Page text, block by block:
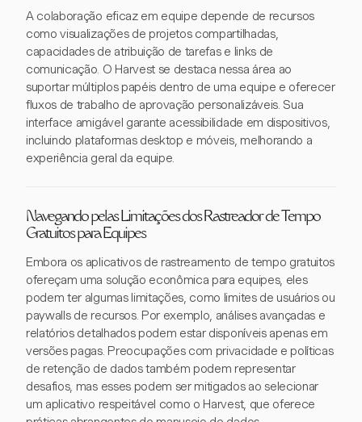
A colaboração eficaz em equipe depende de recursos
como visualizações de projetos compartilhadas,
capacidades de atribuição de tarefas e links de
comunicação. O Harvest se destaca nessa área ao
suportar múltiplos papéis dentro de uma equipe e oferecer
fluxos de trabalho de aprovação personalizáveis. Sua
interface amigável garante acessibilidade em dispositivos,
incluindo plataformas desktop e móveis, melhorando a
experiência geral da equipe.
Navegando pelas Limitações dos Rastreador de Tempo
Gratuitos para Equipes
Embora os aplicativos de rastreamento de tempo gratuitos
ofereçam uma solução econômica para equipes, eles
podem ter algumas limitações, como limites de usuários ou
paywalls de recursos. Por exemplo, análises avançadas e
relatórios detalhados podem estar disponíveis apenas em
versões pagas. Preocupações com privacidade e políticas
de retenção de dados também podem representar
desafios, mas esses podem ser mitigados ao selecionar
um aplicativo respeitável como o Harvest, que oferece